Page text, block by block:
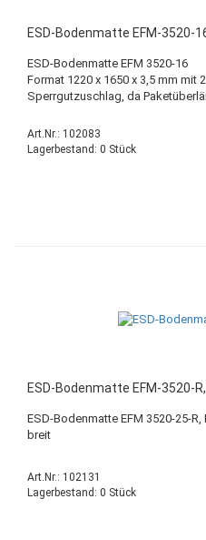
ESD-Bodenmatte EFM-3520-
ESD-Bodenmatte EFM 3520-16
Format 1220 x 1650 x 3,5 mm mit
Sperrgutzuschlag, da
Art.Nr.: 102083
Lagerbestand: 0 Stück
ESD-Bodenmatte EFM-3520-
ESD-Bodenmatte EFM 3520-25-
breit
Art.Nr.: 102131
Lagerbestand: 0 Stück